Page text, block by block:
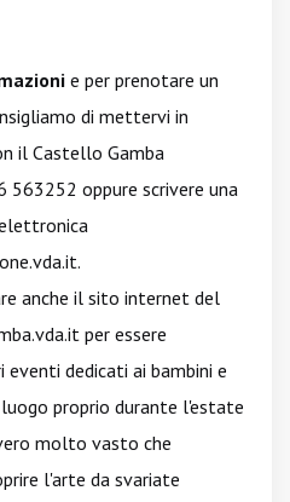
e per prenotare un
di mettervi in
il Castello Gamba
563252 oppure scrivere una
.
anche il sito internet del
per essere
dedicati ai bambini e
proprio durante l'estate
molto vasto che
l'arte da svariate